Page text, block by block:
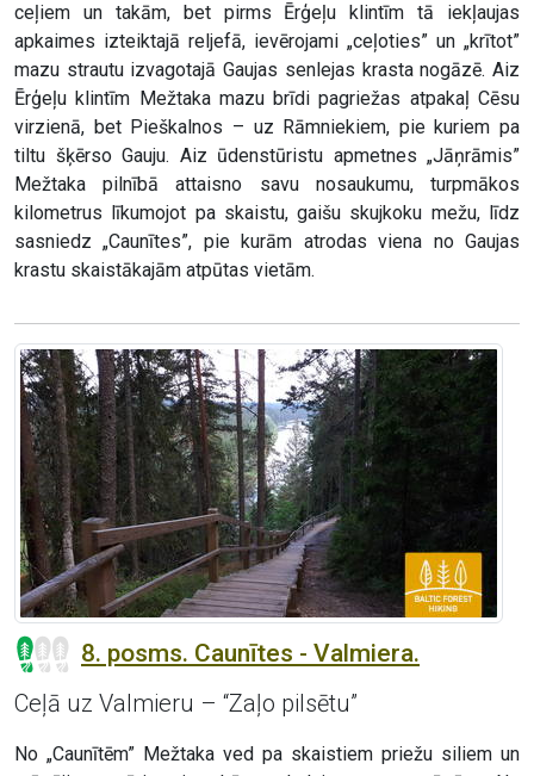
ceļiem un takām, bet pirms Ērģeļu klintīm tā iekļaujas
apkaimes izteiktajā reljefā, ievērojami „ceļoties” un „krītot”
mazu strautu izvagotajā Gaujas senlejas krasta nogāzē. Aiz
Ērģeļu klintīm Mežtaka mazu brīdi pagriežas atpakaļ Cēsu
virzienā, bet Pieškalnos – uz Rāmniekiem, pie kuriem pa
tiltu šķērso Gauju. Aiz ūdenstūristu apmetnes „Jāņrāmis”
Mežtaka pilnībā attaisno savu nosaukumu, turpmākos
kilometrus līkumojot pa skaistu, gaišu skujkoku mežu, līdz
sasniedz „Caunītes”, pie kurām atrodas viena no Gaujas
krastu skaistākajām atpūtas vietām.
8. posms. Caunītes - Valmiera.
Ceļā uz Valmieru – “Zaļo pilsētu”
No „Caunītēm” Mežtaka ved pa skaistiem priežu siliem un